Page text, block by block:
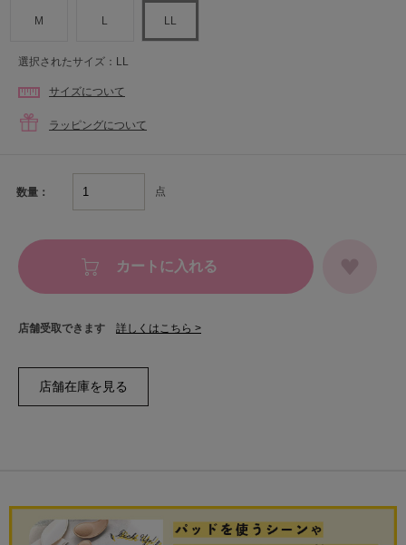
M L LL
選択されたサイズ：LL
サイズについて
ラッピングについて
数量： 点
カートに入れる
店舗受取できます 詳しくはこちら >